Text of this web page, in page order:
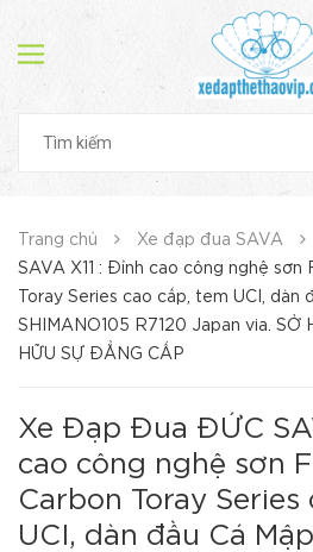
Trang chủ Xe đạp đua SAVA
SAVA X11 : Đỉnh cao công nghệ sơn
Toray Series cao cấp, tem UCI, dàn
SHIMANO105 R7120 Japan via. SỞ
HỮU SỰ ĐẲNG CẤP
Xe Đạp Đua ĐỨC
cao công nghệ sơn
Carbon Toray Series
UCI, dàn đầu Cá